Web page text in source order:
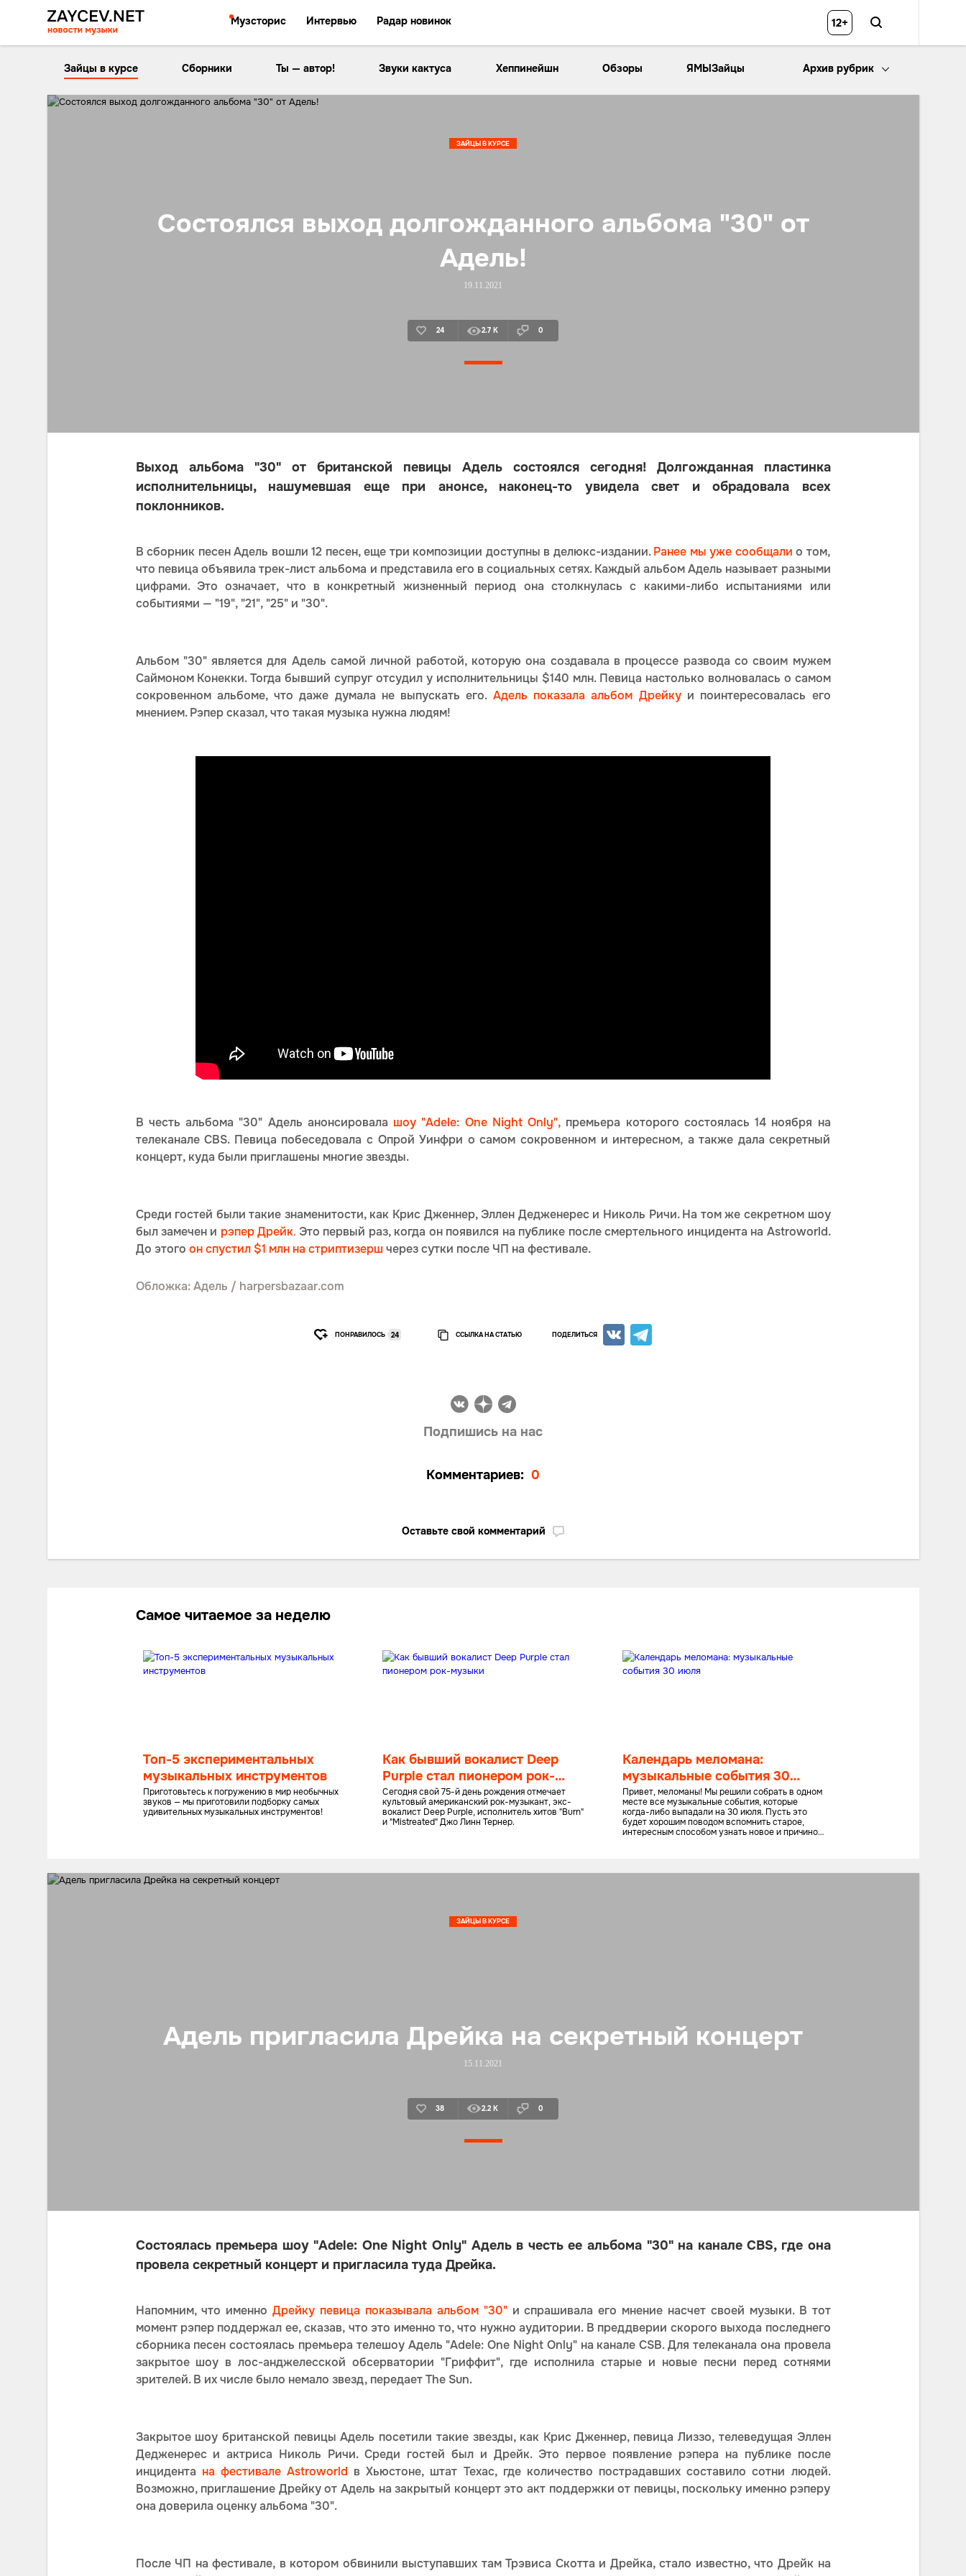
Музсторис Интервью Радар новинок 12+
Зайцы в курсе Сборники Ты — автор! Звуки кактуса Хеппинейшн Обзоры ЯМЫЗайцы Архив рубрик
Состоялся выход долгожданного альбома "30" от
Адель!
19.11.2021
24 2.7 K 0
ЗАЙЦЫ В КУРСЕ
Выход альбома "30" от британской певицы Адель состоялся сегодня! Долгожданная пластинка
исполнительницы, нашумевшая еще при анонсе, наконец-то увидела свет и обрадовала всех
поклонников.
В сборник песен Адель вошли 12 песен, еще три композиции доступны в делюкс-издании.Ранее мы уже сообщали о том,
что певица объявила трек-лист альбома и представила его в социальных сетях. Каждый альбом Адель называет разными
цифрами. Это означает, что в конкретный жизненный период она столкнулась с какими-либо испытаниями или
событиями — "19", "21", "25" и "30".
Альбом "30" является для Адель самой личной работой, которую она создавала в процессе развода со своим мужем
Саймоном Конекки. Тогда бывший супруг отсудил у исполнительницы $140 млн. Певица настолько волновалась о самом
сокровенном альбоме, что даже думала не выпускать его. Адель показала альбом Дрейкуи поинтересовалась его
мнением. Рэпер сказал, что такая музыка нужна людям!
В честь альбома "30" Адель анонсировала шоу "Adele: One Night Only", премьера которого состоялась 14 ноября на
телеканале CBS. Певица побеседовала с Опрой Уинфри о самом сокровенном и интересном, а также дала секретный
концерт, куда были приглашены многие звезды.
Среди гостей были такие знаменитости, как Крис Дженнер, Эллен Дедженерес и Николь Ричи. На том же секретном шоу
был замечен и рэпер Дрейк.Это первый раз, когда он появился на публике после смертельного инцидента на Astroworld.
До этого он спустил $1 млн на стриптизершчерез сутки после ЧП на фестивале.
Обложка: Адель / harpersbazaar.com
ПОНРАВИЛОСЬ 24 ССЫЛКА НА СТАТЬЮ ПОДЕЛИТЬСЯ
Подпишись на нас
Комментариев: 0
Оставьте свой комментарий
Самое читаемое за неделю
Топ-5 экспериментальных
музыкальных инструментов
Приготовьтесь к погружению в мир необычных
звуков — мы приготовили подборку самых
удивительных музыкальных инструментов!
Как бывший вокалист Deep
Purple стал пионером рок-
музыки
Сегодня свой 75-й день рождения отмечает
культовый американский рок-музыкант, экс-
вокалист Deep Purple, исполнитель хитов "Burn"
и "Mistreated" Джо Линн Тернер.
Календарь меломана:
музыкальные события 30
июля
Привет, меломаны! Мы решили собрать в одном
месте все музыкальные события, которые
когда-либо выпадали на 30 июля. Пусть это
будет хорошим поводом вспомнить старое,
интересным способом узнать новое и причиной
Адель пригласила Дрейка на секретный концерт
15.11.2021
38 2.2 K 0
ЗАЙЦЫ В КУРСЕ
Состоялась премьера шоу "Adele: One Night Only" Адель в честь ее альбома "30" на канале CBS, где она
провела секретный концерт и пригласила туда Дрейка.
Напомним, что именноДрейку певица показывала альбом "30"и спрашивала его мнение насчет своей музыки. В тот
момент рэпер поддержал ее, сказав, что это именно то, что нужно аудитории. В преддверии скорого выхода последнего
сборника песен состоялась премьера телешоу Адель "Adele: One Night Only" на канале CSB. Для телеканала она провела
закрытое шоу в лос-анджелесской обсерватории "Гриффит", где исполнила старые и новые песни перед сотнями
зрителей. В их числе было немало звезд, передает The Sun.
Закрытое шоу британской певицы Адель посетили такие звезды, как Крис Дженнер, певица Лиззо, телеведущая Эллен
Дедженерес и актриса Николь Ричи. Среди гостей был и Дрейк. Это первое появление рэпера на публике после
инцидента на фестивале Astroworld в Хьюстоне, штат Техас, где количество пострадавших составило сотни людей.
Возможно, приглашение Дрейку от Адель на закрытый концерт это акт поддержки от певицы, поскольку именно рэперу
она доверила оценку альбома "30".
После ЧП на фестивале, в котором обвинили выступавших там Трэвиса Скотта и Дрейка, стало известно, что Дрейк на